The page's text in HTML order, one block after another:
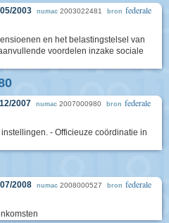
2003 numac 2003022481 bron federale
en het belastingstelsel van
voordelen inzake sociale
2007 numac 2007000980 bron federale
- Officieuze coördinatie in
2008 numac 2008000527 bron federale